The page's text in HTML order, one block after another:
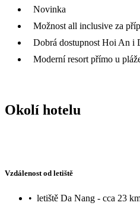
Novinka
Možnost all inclusive za
Dobrá dostupnost Hoi An i
Moderní resort přímo u
Okolí hotelu
Vzdálenost od letiště
• letiště Da Nang - cca 23